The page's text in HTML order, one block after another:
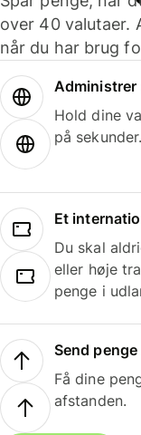
over 40 valutaer.
når du har brug
Administrer
Hold dine
på sekunder.
Et
Du skal
eller høje
penge i
Send
Få dine
afstanden.